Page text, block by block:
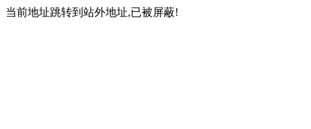
当前地址跳转到站外地址,已被屏蔽!